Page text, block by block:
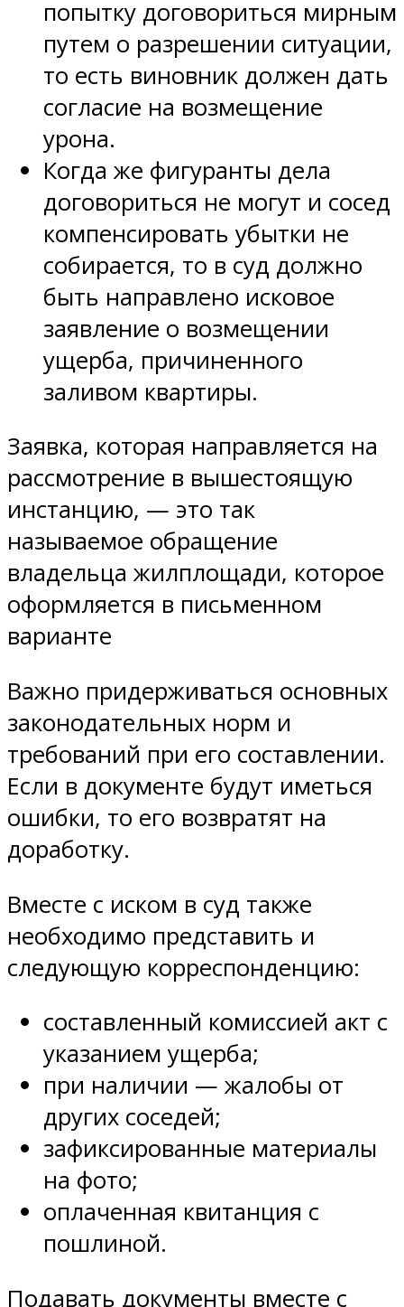
попытку договориться мирным
путем о разрешении ситуации,
то есть виновник должен дать
согласие на возмещение
урона.
Когда же фигуранты дела
договориться не могут и сосед
компенсировать убытки не
собирается, то в суд должно
быть направлено исковое
заявление о возмещении
ущерба, причиненного
заливом квартиры.
Заявка, которая направляется на
рассмотрение в вышестоящую
инстанцию, — это так
называемое обращение
владельца жилплощади, которое
оформляется в письменном
варианте
Важно придерживаться основных
законодательных норм и
требований при его составлении.
Если в документе будут иметься
ошибки, то его возвратят на
доработку.
Вместе с иском в суд также
необходимо представить и
следующую корреспонденцию:
составленный комиссией акт с
указанием ущерба;
при наличии — жалобы от
других соседей;
зафиксированные материалы
на фото;
оплаченная квитанция с
пошлиной.
Подавать документы вместе с